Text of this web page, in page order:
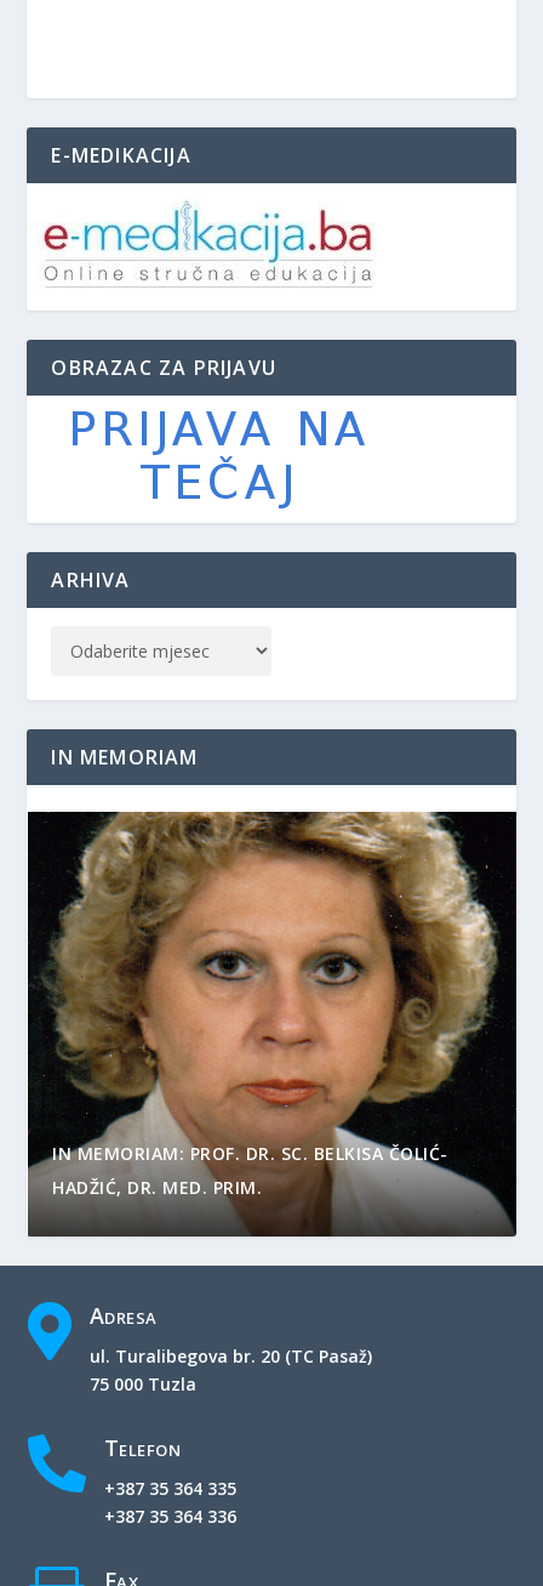
E-MEDIKACIJA
OBRAZAC ZA PRIJAVU
ARHIVA
IN MEMORIAM
IN MEMORIAM: PROF. DR. SC. BELKISA ČOLIĆ-
HADŽIĆ, DR. MED. PRIM.
 Adresa
ul. Turalibegova br. 20 (TC Pasaž)
75 000 Tuzla
 Telefon
+387 35 364 335
+387 35 364 336